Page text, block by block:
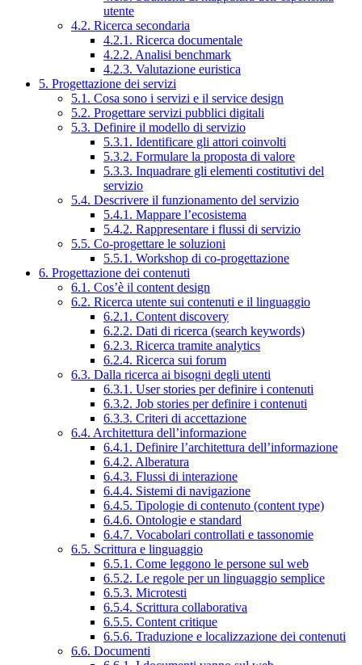
utente
4.2. Ricerca secondaria
4.2.1. Ricerca documentale
4.2.2. Analisi benchmark
4.2.3. Valutazione euristica
5. Progettazione dei servizi
5.1. Cosa sono i servizi e il service design
5.2. Progettare servizi pubblici digitali
5.3. Definire il modello di servizio
5.3.1. Identificare gli attori coinvolti
5.3.2. Formulare la proposta di valore
5.3.3. Inquadrare gli elementi costitutivi del
servizio
5.4. Descrivere il funzionamento del servizio
5.4.1. Mappare l’ecosistema
5.4.2. Rappresentare i flussi di servizio
5.5. Co-progettare le soluzioni
5.5.1. Workshop di co-progettazione
6. Progettazione dei contenuti
6.1. Cos’è il content design
6.2. Ricerca utente sui contenuti e il linguaggio
6.2.1. Content discovery
6.2.2. Dati di ricerca (search keywords)
6.2.3. Ricerca tramite analytics
6.2.4. Ricerca sui forum
6.3. Dalla ricerca ai bisogni degli utenti
6.3.1. User stories per definire i contenuti
6.3.2. Job stories per definire i contenuti
6.3.3. Criteri di accettazione
6.4. Architettura dell’informazione
6.4.1. Definire l’architettura dell’informazione
6.4.2. Alberatura
6.4.3. Flussi di interazione
6.4.4. Sistemi di navigazione
6.4.5. Tipologie di contenuto (content type)
6.4.6. Ontologie e standard
6.4.7. Vocabolari controllati e tassonomie
6.5. Scrittura e linguaggio
6.5.1. Come leggono le persone sul web
6.5.2. Le regole per un linguaggio semplice
6.5.3. Microtesti
6.5.4. Scrittura collaborativa
6.5.5. Content critique
6.5.6. Traduzione e localizzazione dei contenuti
6.6. Documenti